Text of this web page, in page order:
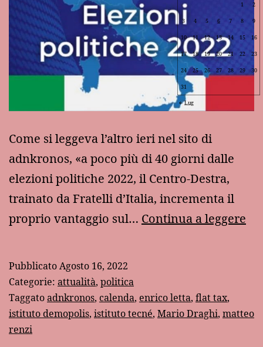
Come si leggeva l’altro ieri nel sito di
adnkronos, «a poco più di 40 giorni dalle
elezioni politiche 2022, il Centro-Destra,
trainato da Fratelli d’Italia, incrementa il
proprio vantaggio sul… Continua a leggere
PubblicatoAgosto 16, 2022
Categorie: attualità, politica
Taggatoadnkronos, calenda, enrico letta, flat tax,
istituto demopolis, istituto tecné, Mario Draghi, matteo
renzi
1 2
3 4 5 6 7 8 9
10 11 12 13 14 15 16
17 18 19 20 21 22 23
24 25 26 27 28 29 30
31
Lug